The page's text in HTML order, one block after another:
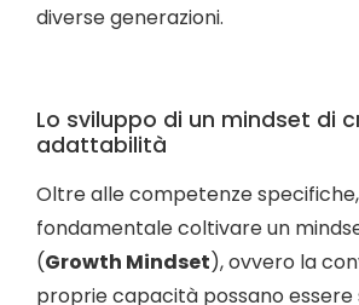
diverse generazioni.
Lo sviluppo di un mindset di
adattabilità
Oltre alle competenze
fondamentale coltivare un
(Growth Mindset), ovvero la
proprie capacità possano